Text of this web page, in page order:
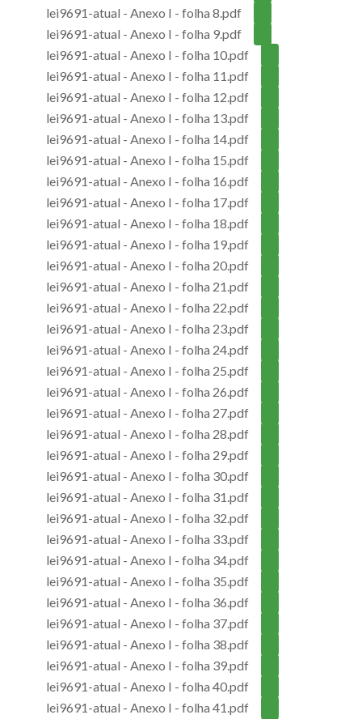
lei9691-atual - Anexo I - folha 8.pdf
lei9691-atual - Anexo I - folha 9.pdf
lei9691-atual - Anexo I - folha 10.pdf
lei9691-atual - Anexo I - folha 11.pdf
lei9691-atual - Anexo I - folha 12.pdf
lei9691-atual - Anexo I - folha 13.pdf
lei9691-atual - Anexo I - folha 14.pdf
lei9691-atual - Anexo I - folha 15.pdf
lei9691-atual - Anexo I - folha 16.pdf
lei9691-atual - Anexo I - folha 17.pdf
lei9691-atual - Anexo I - folha 18.pdf
lei9691-atual - Anexo I - folha 19.pdf
lei9691-atual - Anexo I - folha 20.pdf
lei9691-atual - Anexo I - folha 21.pdf
lei9691-atual - Anexo I - folha 22.pdf
lei9691-atual - Anexo I - folha 23.pdf
lei9691-atual - Anexo I - folha 24.pdf
lei9691-atual - Anexo I - folha 25.pdf
lei9691-atual - Anexo I - folha 26.pdf
lei9691-atual - Anexo I - folha 27.pdf
lei9691-atual - Anexo I - folha 28.pdf
lei9691-atual - Anexo I - folha 29.pdf
lei9691-atual - Anexo I - folha 30.pdf
lei9691-atual - Anexo I - folha 31.pdf
lei9691-atual - Anexo I - folha 32.pdf
lei9691-atual - Anexo I - folha 33.pdf
lei9691-atual - Anexo I - folha 34.pdf
lei9691-atual - Anexo I - folha 35.pdf
lei9691-atual - Anexo I - folha 36.pdf
lei9691-atual - Anexo I - folha 37.pdf
lei9691-atual - Anexo I - folha 38.pdf
lei9691-atual - Anexo I - folha 39.pdf
lei9691-atual - Anexo I - folha 40.pdf
lei9691-atual - Anexo I - folha 41.pdf